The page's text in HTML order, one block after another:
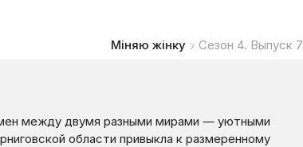
Міняю жінку Сезон 4. Выпуск 7
между двумя разными мирами — уютными
области привыкла к размеренному